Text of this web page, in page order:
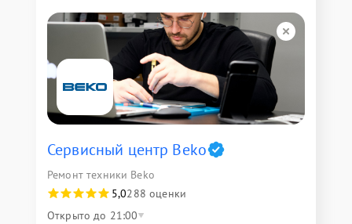
Сервисный центр Beko
Ремонт техники Beko
5,0288 оценки
Открыто до 21:00